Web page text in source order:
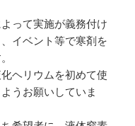
って実施が義務付け
イベント等で寒剤を
ヘリウムを初めて使
うお願いしていま